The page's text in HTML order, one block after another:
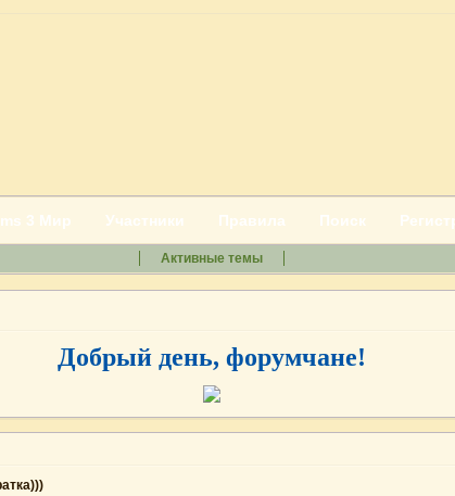
3 Мир Участники Правила Поиск
Активные темы
Добрый день, форумчане!